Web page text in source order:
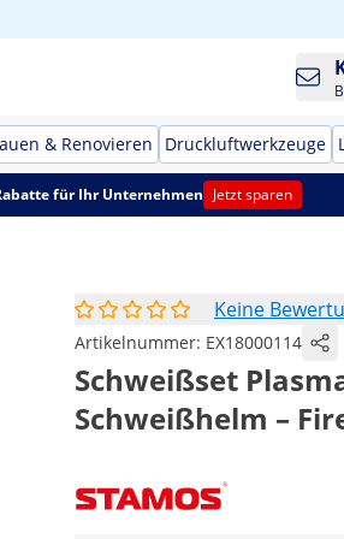
& Renovieren Druckluftwerkzeuge
für Ihr Unternehmen Jetzt sparen
Keine
Artikelnummer: EX18000114
Schweißset
Schweißhelm –